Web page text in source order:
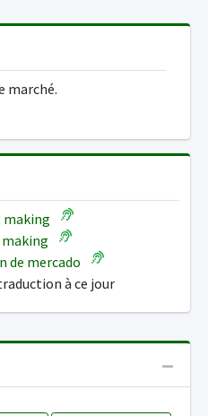
marché.
de mercado
à ce jour